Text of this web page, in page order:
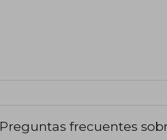
Preguntas frecuentes